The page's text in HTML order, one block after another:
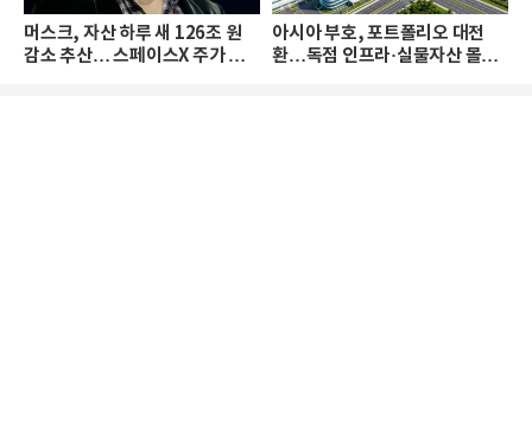
머스크, 자산 하루 새 126조 원
감소 추산… 스페이스X 주가 하
아시아 부호, 포트폴리오 대전
환…독점 인프라·실물자산 몰린